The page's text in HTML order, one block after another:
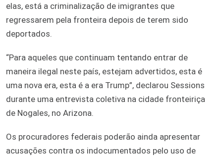
elas, está a criminalização de imigrantes que
regressarem pela fronteira depois de terem sido
deportados.
“Para aqueles que continuam tentando entrar de
maneira ilegal neste país, estejam advertidos, esta é
uma nova era, esta é a era Trump”, declarou Sessions
durante uma entrevista coletiva na cidade fronteiriça
de Nogales, no Arizona.
Os procuradores federais poderão ainda apresentar
acusações contra os indocumentados pelo uso de